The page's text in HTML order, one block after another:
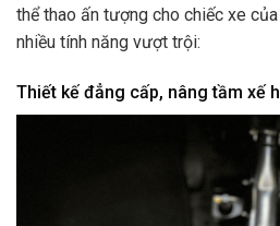
thể thao ấn tượng cho chiếc xe
nhiều tính năng vượt trội:
Thiết kế đẳng cấp, nâng tầm xế